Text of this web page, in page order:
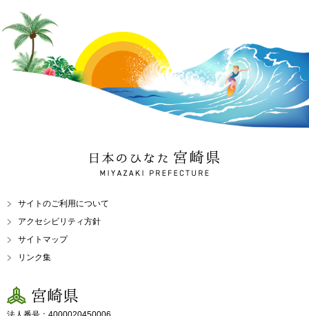
日本のひなた 宮崎県
MIYAZAKI PREFECTURE
サイトのご利用について
アクセシビリティ方針
サイトマップ
リンク集
宮崎県